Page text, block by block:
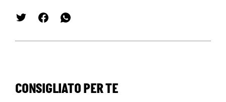
CONSIGLIATO PER TE